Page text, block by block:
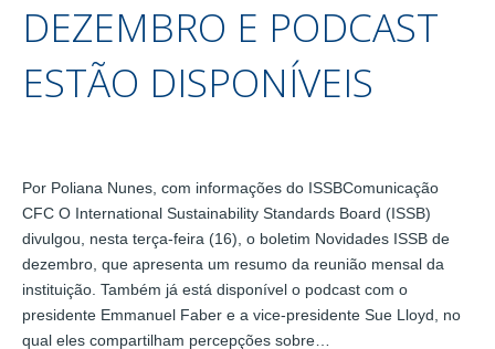
DEZEMBRO E PODCAST
ESTÃO DISPONÍVEIS
Por Poliana Nunes, com informações do ISSBComunicação
CFC O International Sustainability Standards Board (ISSB)
divulgou, nesta terça-feira (16), o boletim Novidades ISSB de
dezembro, que apresenta um resumo da reunião mensal da
instituição. Também já está disponível o podcast com o
presidente Emmanuel Faber e a vice-presidente Sue Lloyd, no
qual eles compartilham percepções sobre…